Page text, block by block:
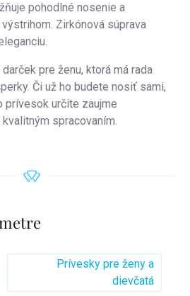
pohodlné nosenie a
Zirkónová súprava
pre ženu, ktorá má rada
Či už ho budete nosiť sami,
prívesok určite zaujme
spracovaním.
Prívesky pre ženy a
dievčatá